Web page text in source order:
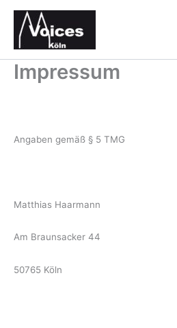
Zum
Inhalt
springen
Impressum
Angaben gemäß § 5 TMG
Matthias Haarmann
Am Braunsacker 44
50765 Köln